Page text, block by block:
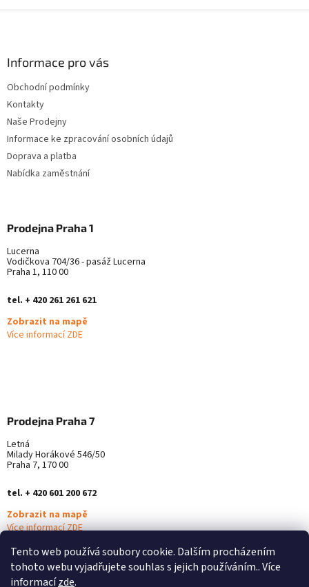
Tento web používá soubory cookie. Dalším procházením
tohoto webu vyjadřujete souhlas s jejich používáním.. Více
informacízde.
Informace pro vás
Obchodní podmínky
Kontakty
Naše Prodejny
Informace ke zpracování osobních údajů
Doprava a platba
Nabídka zaměstnání
Prodejna Praha 1
Lucerna
Vodičkova 704/36 - pasáž Lucerna
Praha 1, 110 00
tel. + 420 261 261 621
Zobrazit na mapě
Více informací ZDE
Prodejna Praha 7
Letná
Milady Horákové 546/50
Praha 7, 170 00
tel. + 420 601 200 672
Zobrazit na mapě
Více informací ZDE